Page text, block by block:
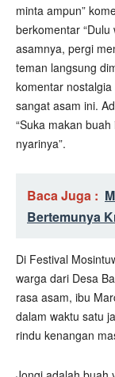
minta ampun”
berkomentar
asamnya, pergi
teman langsung
komentar
sangat asam ini.
“Suka makan
nyarinya”.
Baca Juga :
Bertemunya
Di Festival
warga dari Desa
rasa asam, ibu
dalam waktu satu
rindu kenangan